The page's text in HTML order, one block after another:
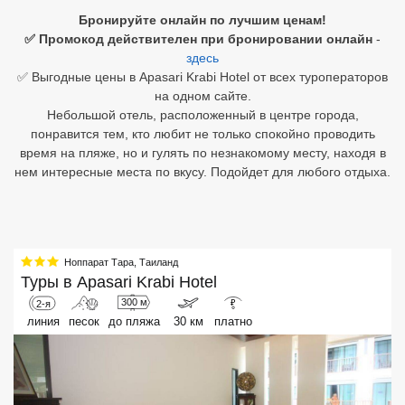
Бронируйте онлайн по лучшим ценам!
✅ Промокод действителен при бронировании онлайн -
здесь
✅ Выгодные цены в Apasari Krabi Hotel от всех туроператоров
на одном сайте.
Небольшой отель, расположенный в центре города,
понравится тем, кто любит не только спокойно проводить
время на пляже, но и гулять по незнакомому месту, находя в
нем интересные места по вкусу. Подойдет для любого отдыха.
Ноппарат Тара, Таиланд
Туры в Apasari Krabi Hotel
2-я
линия песок
300 м
до пляжа 30 км
₽
платно
Египет
Куба
Бали
Вьетнам
Южный Гоа
Занзибар
Абхазия
Большой Сочи